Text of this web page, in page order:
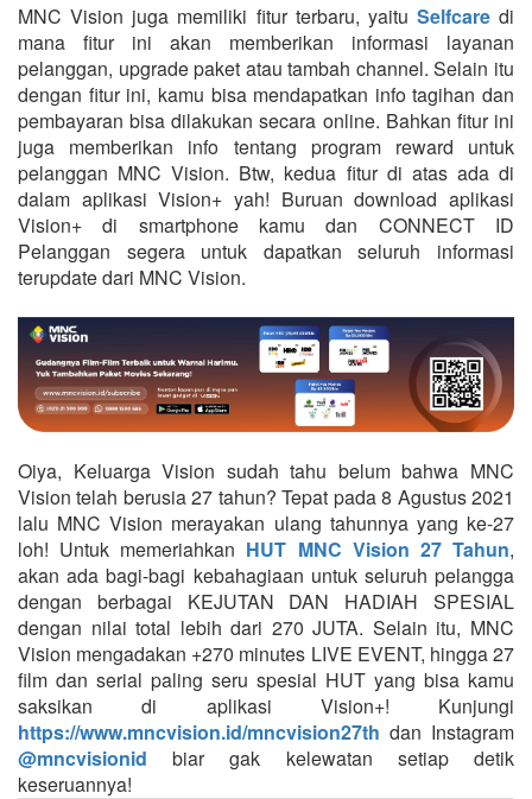
MNC Vision juga memiliki fitur terbaru, yaitu Selfcaredi
mana fitur ini akan memberikan informasi layanan
pelanggan, upgrade paket atau tambah channel. Selain itu
dengan fitur ini, kamu bisa mendapatkan info tagihan dan
pembayaran bisa dilakukan secara online. Bahkan fitur ini
juga memberikan info tentang program reward untuk
pelanggan MNC Vision. Btw, kedua fitur di atas ada di
dalam aplikasi Vision+ yah! Buruan download aplikasi
Vision+ di smartphone kamu dan CONNECT ID
Pelanggan segera untuk dapatkan seluruh informasi
terupdate dari MNC Vision.
Oiya, Keluarga Vision sudah tahu belum bahwa MNC
Vision telah berusia 27 tahun? Tepat pada 8 Agustus 2021
lalu MNC Vision merayakan ulang tahunnya yang ke-27
loh! Untuk memeriahkan HUT MNC Vision 27 Tahun,
akan ada bagi-bagi kebahagiaan untuk seluruh pelangga
dengan berbagai KEJUTAN DAN HADIAH SPESIAL
dengan nilai total lebih dari 270 JUTA. Selain itu, MNC
Vision mengadakan +270 minutes LIVE EVENT, hingga 27
film dan serial paling seru spesial HUT yang bisa kamu
saksikan di aplikasi Vision+! Kunjungi
https://www.mncvision.id/mncvision27th dan Instagram
@mncvisionid biar gak kelewatan setiap detik
keseruannya!